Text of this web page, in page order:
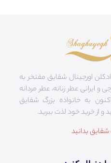
اورجینال شقایق مفتخر به
ایرانی عطر زنانه، عطر مردانه
به خانواده بزرگ شقایق
و از خرید خود لذت ببرید.
شقایق بدانید